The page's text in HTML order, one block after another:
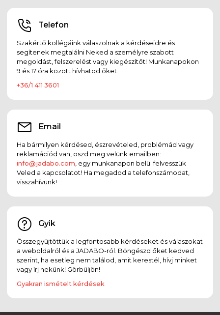
Telefon
Szakértő kollégáink válaszolnak a kérdéseidre és
segítenek megtalálni Neked a személyre szabott
megoldást, felszerelést vagy kiegészítőt! Munkanapokon
9 és 17 óra között hívhatod őket.
+36/1 411 3601
Email
Ha bármilyen kérdésed, észrevételed, problémád vagy
reklamációd van, oszd meg velünk emailben:
info@jadabo.com , egy munkanapon belül felvesszük
Veled a kapcsolatot! Ha megadod a telefonszámodat,
visszahívunk!
Gyik
Összegyűjtöttük a legfontosabb kérdéseket és válaszokat
a weboldalról és a JADABO-ról. Böngészd őket kedved
szerint, ha esetleg nem találod, amit kerestél, hívj minket
vagy írj nekünk! Görbüljön!
Gyakran ismételt kérdések